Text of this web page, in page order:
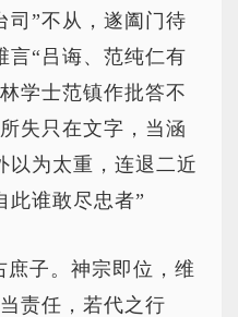
司”不从，遂阖门待
言“吕诲、范纯仁有
学士范镇作批答不
失只在文字，当涵
以为太重，连退二近
此谁敢尽忠者”
子。神宗即位，维
责任，若代之行